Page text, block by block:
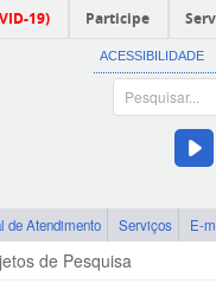
19) Participe
ACESSIBILIDADE
de Atendimento Serviços E-
de Pesquisa